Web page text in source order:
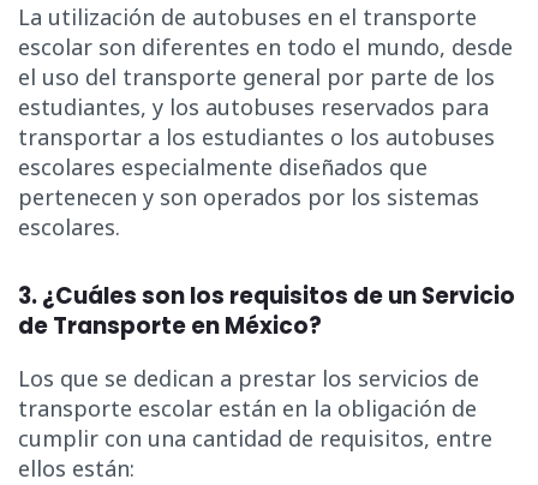
La utilización de autobuses en el transporte
escolar son diferentes en todo el mundo, desde
el uso del transporte general por parte de los
estudiantes, y los autobuses reservados para
transportar a los estudiantes o los autobuses
escolares especialmente diseñados que
pertenecen y son operados por los sistemas
escolares.
3. ¿Cuáles son los requisitos de un Servicio
de Transporte en México?
Los que se dedican a prestar los servicios de
transporte escolar están en la obligación de
cumplir con una cantidad de requisitos, entre
ellos están: